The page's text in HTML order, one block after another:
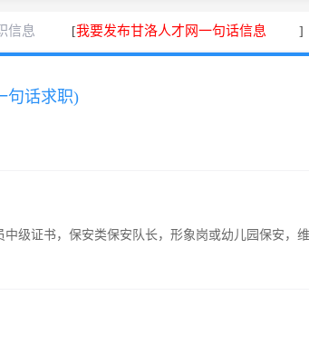
信息 [我要发布甘洛人才网一句话信息 ]
句话求职)
级证书，保安类保安队长，形象岗或幼儿园保安，